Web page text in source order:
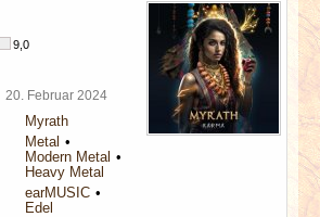
9,0
20. Februar 2024
Myrath
Metal
Modern Metal
Heavy Metal
earMUSIC
Edel